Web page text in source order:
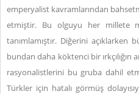
emperyalist kavramlarından
etmiştir. Bu olguyu her millete
tanımlamıştır. Diğerini açıklarken
bundan daha köktenci bir ırkçılığın
rasyonalistlerini bu gruba dahil
Türkler için hatalı görmüş